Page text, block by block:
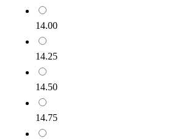
14.00
14.25
14.50
14.75